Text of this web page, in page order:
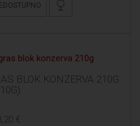
BLOK KONZERVA 210G
€